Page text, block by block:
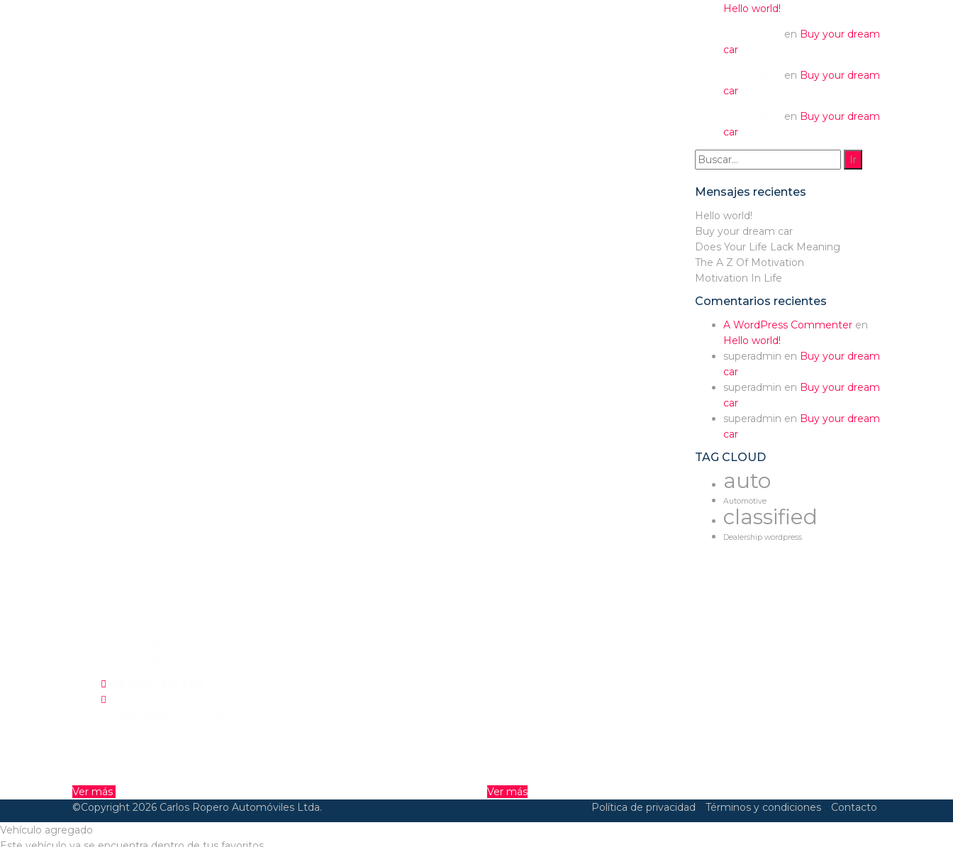
Hello world!
en Buy your dream
car
en Buy your dream
car
en Buy your dream
car
Buscar:
Mensajes recientes
Hello world!
Buy your dream car
Does Your Life Lack Meaning
The A Z Of Motivation
Motivation In Life
Comentarios recientes
A WordPress Commenteren
Hello world!
superadmin en Buy your dream
car
superadmin en Buy your dream
car
superadmin en Buy your dream
car
TAG CLOUD
auto
Automotive
classified
Dealership wordpress
Ver más
Ver más
©Copyright 2026 Carlos Ropero Automóviles Ltda. Política de privacidad Términos y condiciones
Contacto
Vehículo agregado